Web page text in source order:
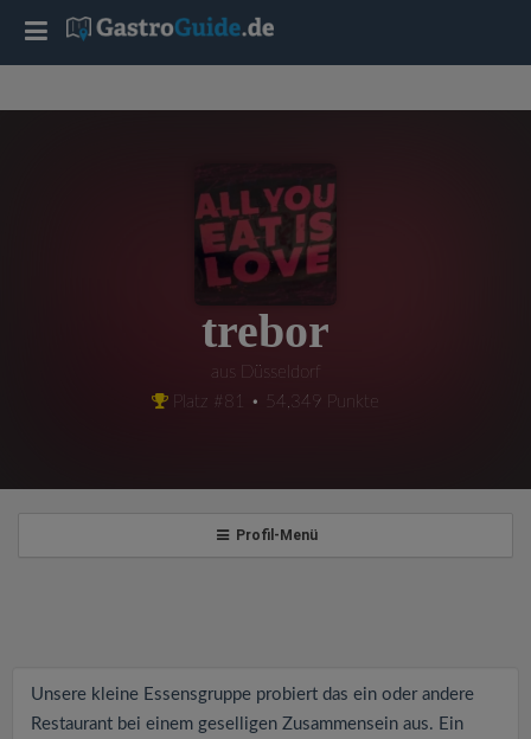
trebor
aus Düsseldorf
Platz #81 • 54,349 Punkte
Profil-Menü
Unsere kleine Essensgruppe probiert das ein oder andere
Restaurant bei einem geselligen Zusammensein aus. Ein
T
a